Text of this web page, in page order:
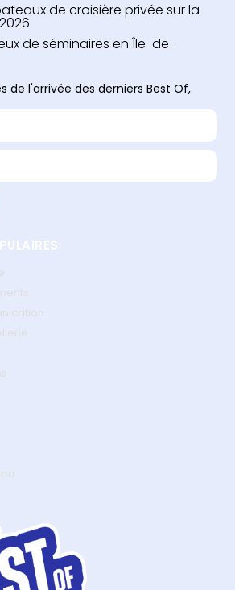
de croisière privée sur la
de séminaires en Île-de-
de l'arrivée des derniers Best Of,